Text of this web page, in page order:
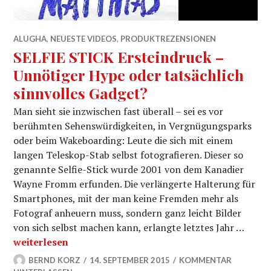
ALUGHA, NEUESTE VIDEOS, PRODUKTREZENSIONEN
SELFIE STICK Ersteindruck –
Unnötiger Hype oder tatsächlich
sinnvolles Gadget?
Man sieht sie inzwischen fast überall – sei es vor
berühmten Sehenswürdigkeiten, in Vergnügungsparks
oder beim Wakeboarding: Leute die sich mit einem
langen Teleskop-Stab selbst fotografieren. Dieser so
genannte Selfie-Stick wurde 2001 von dem Kanadier
Wayne Fromm erfunden. Die verlängerte Halterung für
Smartphones, mit der man keine Fremden mehr als
Fotograf anheuern muss, sondern ganz leicht Bilder
von sich selbst machen kann, erlangte letztes Jahr …
SELFIE STICK Ersteindruck – Unnötiger Hype oder
weiterlesen
BERND KORZ 14. SEPTEMBER 2015
KOMMENTAR